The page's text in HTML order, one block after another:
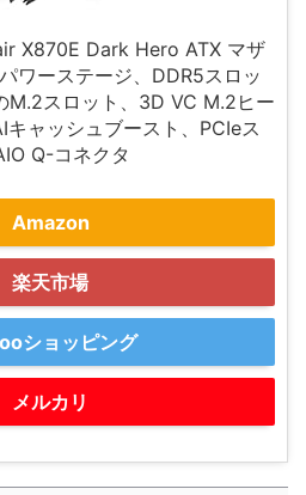
X870E Dark Hero ATX マザ
ワーステージ、DDR5スロッ
M.2スロット、3D VC M.2ヒー
キャッシュブースト、PCIeス
Q-コネクタ
Amazon
楽天市場
ショッピング
メルカリ